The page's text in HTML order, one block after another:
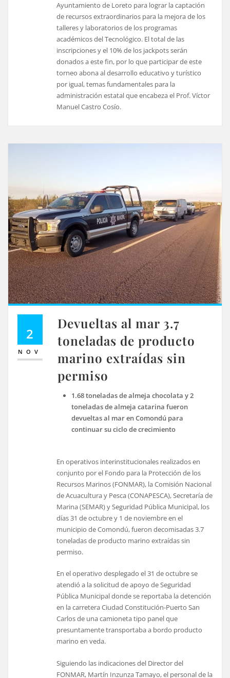
Ayuntamiento de Loreto para lograr la captación
de recursos extraordinarios para la mejora de los
talleres y laboratorios de los programas
académicos del Tecnológico. El total de las
inscripciones y el 10% de los jackpots serán
donados a este fin, por lo que participar de este
torneo abona al desarrollo educativo y turístico
por igual, temas fundamentales para la
administración estatal que encabeza el Prof. Víctor
Manuel Castro Cosío.
2
NOV
Devueltas al mar 3.7
toneladas de producto
marino extraídas sin
permiso
1.68 toneladas de almeja chocolata y 2
toneladas de almeja catarina fueron
devueltas al mar en Comondú para
continuar su ciclo de crecimiento
En operativos interinstitucionales realizados en
conjunto por el Fondo para la Protección de los
Recursos Marinos (FONMAR), la Comisión Nacional
de Acuacultura y Pesca (CONAPESCA), Secretaría de
Marina (SEMAR) y Seguridad Pública Municipal, los
días 31 de octubre y 1 de noviembre en el
municipio de Comondú, fueron decomisadas 3.7
toneladas de producto marino extraídas sin
permiso.
En el operativo desplegado el 31 de octubre se
atendió a la solicitud de apoyo de Seguridad
Pública Municipal donde se reportaba la detención
en la carretera Ciudad Constitución-Puerto San
Carlos de una camioneta tipo panel que
presuntamente transportaba a bordo producto
marino en veda.
Siguiendo las indicaciones del Director del
FONMAR, Martín Inzunza Tamayo, el personal de la